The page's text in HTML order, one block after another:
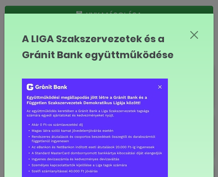
LINK MÁSOLÁSA
LIGA
az átlagfizetés Magyarországon?
Nagyon fogynak a magyar
munkavállalók, kérdés, ez mennyire
Boldog Új Évet!
A LIGA Szakszervezetek és a
Gránit Bank együttműködése